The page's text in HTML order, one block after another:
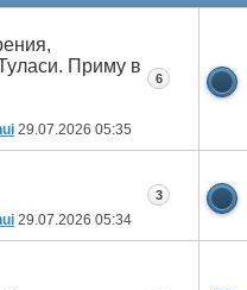
Приму в
29.07.2026 05:35
6
29.07.2026 05:34
3